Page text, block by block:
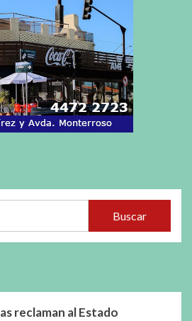
Buscar
reclaman al Estado